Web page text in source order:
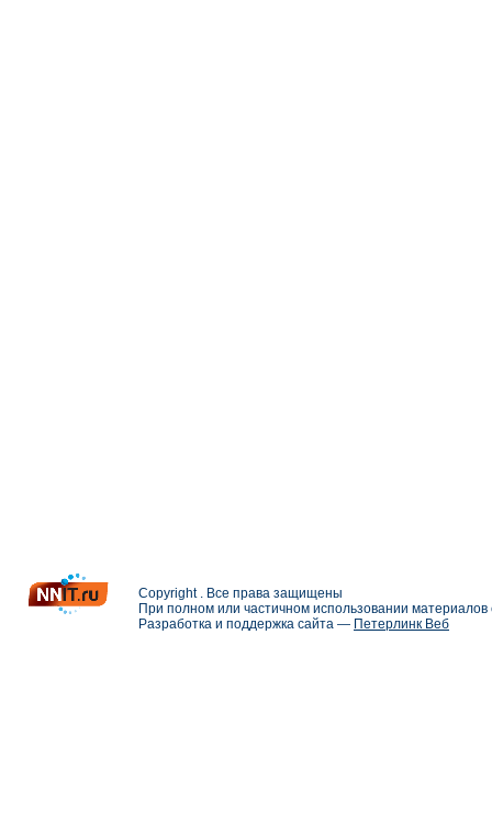
Copyright . Все права защищены
При полном или частичном использовании
Разработка и поддержка сайта — Петерлинк Веб